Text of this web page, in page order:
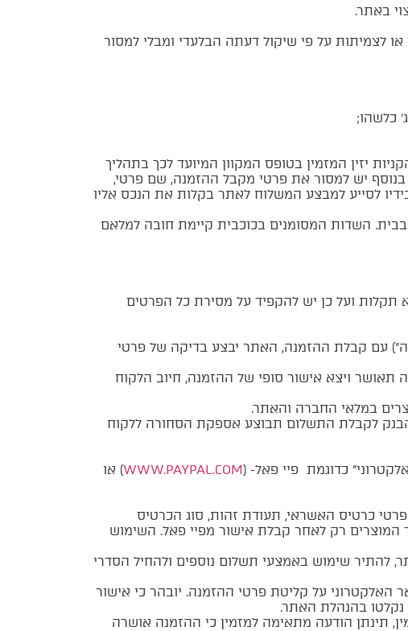
באתר.
לצמיתות על פי שיקול דעתה הבלעדי ומבלי למסור
כלשהו;
יזין המזמין בטופס המקוון המיועד לכך בתהליך
יש למסור את פרטי מקבל ההזמנה, שם פרטי,
לסייע למבצע המשלוח לאתר בקלות את הנכס אליו
השדות המסומנים בכוכבית קיימת חובה למלאם
תקלות ועל כן יש להקפיד על מסירת כל הפרטים
עם קבלת ההזמנה, האתר יבצע בדיקה של פרטי
ויצא אישור סופי של ההזמנה, חיוב הלקוח
במלאי החברה והאתר.
לקבלת התשלום תבוצע אספקת הסחורה ללקוח
כדוגמת פיי פאל- (WWW.PAYPAL.COM) או
כרטיס האשראי, תעודת זהות, סוג הכרטיס
רק לאחר קבלת אישור מפיי פאל. השימוש
שימוש באמצעי תשלום נוספים ולהחיל הסדרי
על קליטת פרטי ההזמנה. יובהר כי אישור
בהנהלת האתר.
הודעה מתאימה למזמין כי ההזמנה אושרה